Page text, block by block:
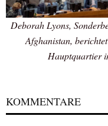
Deborah Lyons,
Afghanistan,
Hauptquartier
KOMMENTARE